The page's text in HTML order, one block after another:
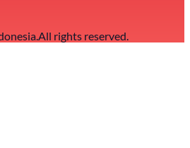
All rights reserved.